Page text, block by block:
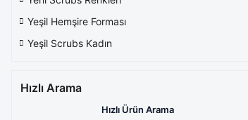
Yeşil Hemşire Forması
Yeşil Scrubs Kadın
Hızlı Arama
Hızlı Ürün Arama